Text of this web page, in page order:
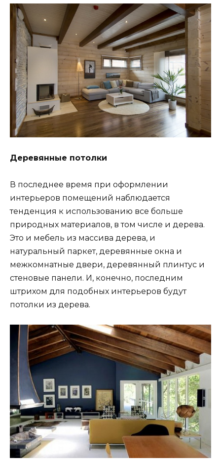
Деревянные потолки
В последнее время при оформлении
интерьеров помещений наблюдается
тенденция к использованию все больше
природных материалов, в том числе и дерева.
Это и мебель из массива дерева, и
натуральный паркет, деревянные окна и
межкомнатные двери, деревянный плинтус и
стеновые панели. И, конечно, последним
штрихом для подобных интерьеров будут
потолки из дерева.